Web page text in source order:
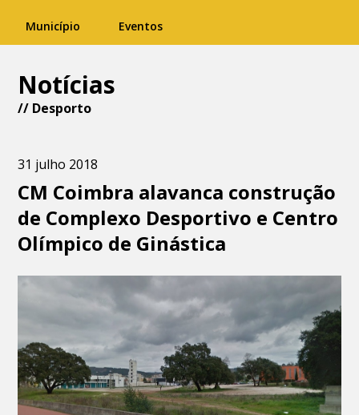
Município Eventos
Notícias
// Desporto
31 julho 2018
CM Coimbra alavanca construção
de Complexo Desportivo e Centro
Olímpico de Ginástica